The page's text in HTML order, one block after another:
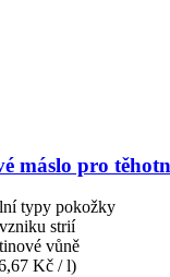
máslo pro
typy pokožky
strií
vůně
Kč / l)